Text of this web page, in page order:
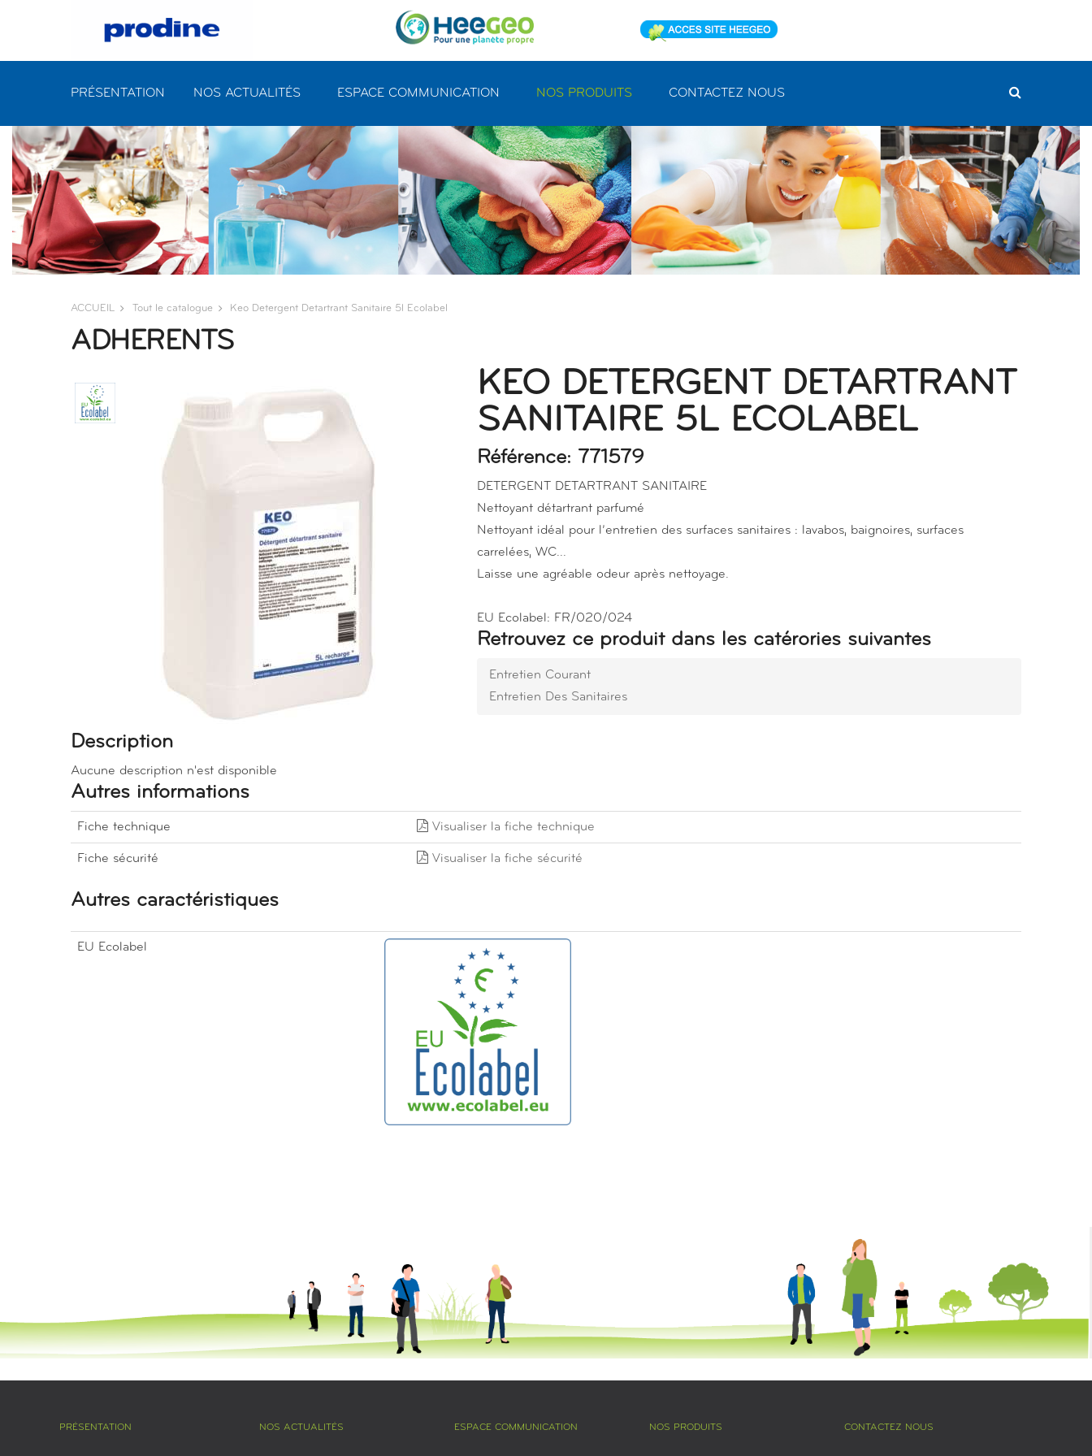
PRÉSENTATION NOS ACTUALITÉS ESPACE COMMUNICATION NOS PRODUITS CONTACTEZ NOUS
ACCUEIL Tout le catalogue Keo Detergent Detartrant Sanitaire 5l Ecolabel
ADHERENTS
KEO DETERGENT DETARTRANT
SANITAIRE 5L ECOLABEL
Référence: 771579
DETERGENT DETARTRANT SANITAIRE
Nettoyant détartrant parfumé
Nettoyant idéal pour l’entretien des surfaces sanitaires : lavabos, baignoires, surfaces
carrelées, WC...
Laisse une agréable odeur après nettoyage.
EU Ecolabel: FR/020/024
Retrouvez ce produit dans les catérories suivantes
Entretien Courant
Entretien Des Sanitaires
Description
Aucune description n'est disponible
Autres informations
Fiche technique Visualiser la fiche technique
Fiche sécurité Visualiser la fiche sécurité
Autres caractéristiques
EU Ecolabel
PRÉSENTATION NOS ACTUALITÉS ESPACE COMMUNICATION NOS PRODUITS CONTACTEZ NOUS